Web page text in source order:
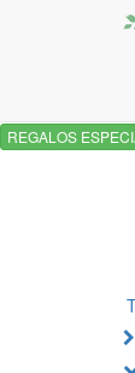
REGALOS